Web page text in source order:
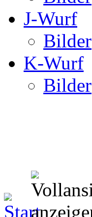
J-Wurf
Bilder
K-Wurf
Bilder